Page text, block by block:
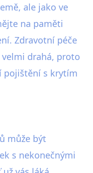
ale jako ve
na paměti
Zdravotní péče
drahá, proto
pojištění s krytím
může být
s nekonečnými